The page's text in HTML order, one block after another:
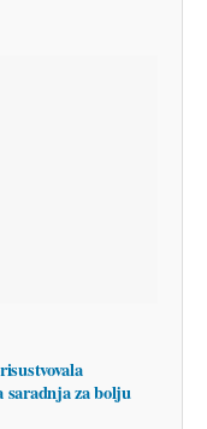
saradnja za bolju